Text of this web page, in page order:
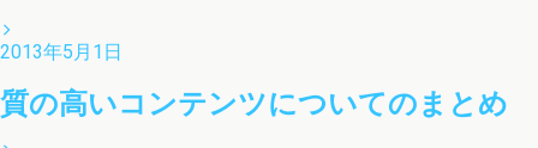
2013年5月1日
質の高いコンテンツについてのまとめ